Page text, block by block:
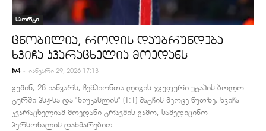
სპორტი
ცნობილია, როდის დაუბრუნდება
ხვიჩა კვარაცხელია მოედანს
tv4 - იანვარი 29, 2026 17:13
გუშინ, 28 იანვარს, ჩემპიონთა ლიგის ჯგუფური ეტაპის ბოლო
ტურში პსჟ-სა და "ნიუკასლის" (1:1) მატჩის მეოცე წუთზე, ხვიჩა
კვარაცხელიამ მოედანი ტრავმის გამო, სამედიცინო
პერსონალის დახმარებით...